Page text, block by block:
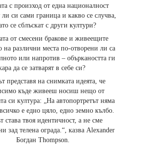
с произход от една националност
ли си сами граница и какво се случва,
се сблъскат с други култури?
от смесени бракове и живеещите
на различни места по-отворени ли са
или напротив – объркаността ги
да се затварят в себе си?
представя на снимката идеята, че
къде живееш носиш нещо от
си култура: „На автопортретът няма
е едно цяло, едно земно кълбо.
става твоя идентичност, а не сме
зад телена ограда.“, казва Alexander
Богдан Thompson.